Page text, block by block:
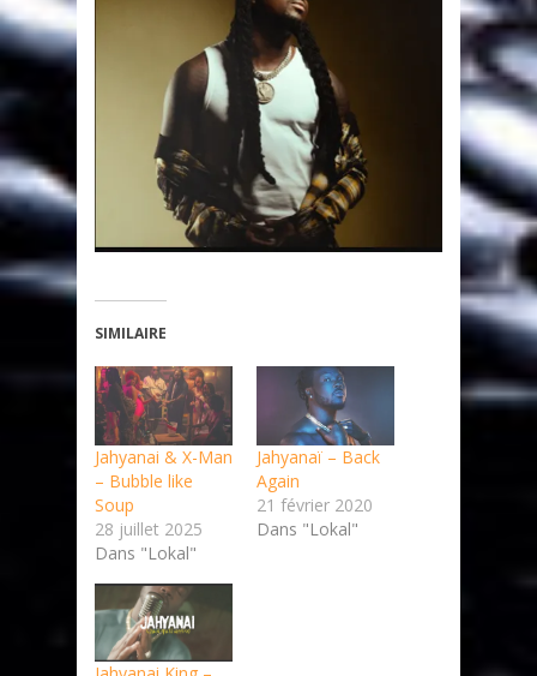
SIMILAIRE
Jahyanai & X-Man
– Bubble like
Soup
28 juillet 2025
Dans "Lokal"
Jahyanaï – Back
Again
21 février 2020
Dans "Lokal"